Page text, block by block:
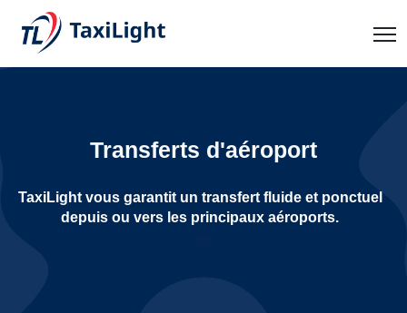
Transferts d'aéroport
TaxiLight vous garantit un transfert fluide et ponctuel
depuis ou vers les principaux aéroports.